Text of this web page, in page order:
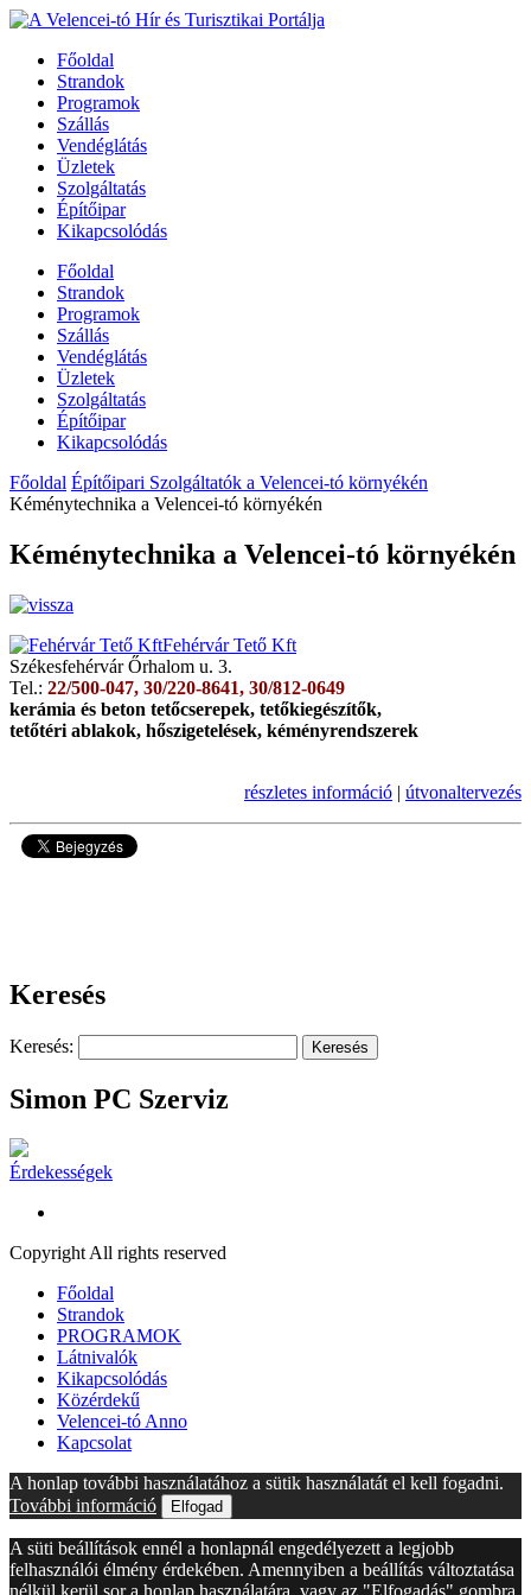
Főoldal
Strandok
Programok
Szállás
Vendéglátás
Üzletek
Szolgáltatás
Építőipar
Kikapcsolódás
Főoldal
Strandok
Programok
Szállás
Vendéglátás
Üzletek
Szolgáltatás
Építőipar
Kikapcsolódás
Főoldal Építőipari Szolgáltatók a Velencei-tó környékén
Kéménytechnika a Velencei-tó környékén
Kéménytechnika a Velencei-tó környékén
Fehérvár Tető Kft
Székesfehérvár Őrhalom u. 3.
Tel.: 22/500-047, 30/220-8641, 30/812-0649
kerámia és beton tetőcserepek, tetőkiegészítők,
tetőtéri ablakok, hőszigetelések, kéményrendszerek
részletes információ | útvonaltervezés
Keresés
Keresés:
Simon PC Szerviz
Érdekességek
Copyright All rights reserved
Főoldal
Strandok
PROGRAMOK
Látnivalók
Kikapcsolódás
Közérdekű
Velencei-tó Anno
Kapcsolat
A honlap további használatához a sütik használatát el kell fogadni.
További információ
Elfogad
A süti beállítások ennél a honlapnál engedélyezett a legjobb
felhasználói élmény érdekében. Amennyiben a beállítás változtatása